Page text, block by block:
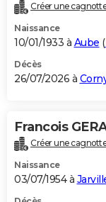
Destinations
City break
Voyage nature
Voyage de noces
Forum
Climat
+PHOTO
GUIDES D'ACHAT
BONS PLANS
Carte de Noël
Carte Bonne année
Carte Saint-Valentin
Carte Pâques
Carte d'anniversaire
DICTIONNAIRE
Dictionnaire
Biographies
Citations
Expressions
Proverbes
PROGRAMME TV
Créer une
Naissance
10/01/1933 à Aube (
Décès
26/07/2026 à
Francois
Créer une
Naissance
03/07/1954 à